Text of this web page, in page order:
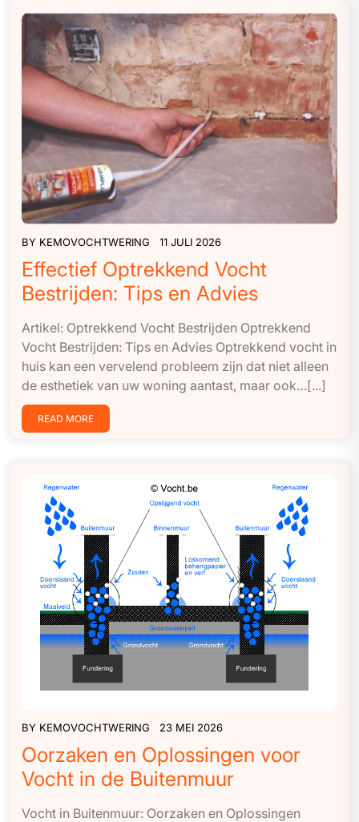
BY KEMOVOCHTWERING 11 JULI 2026
Effectief Optrekkend Vocht
Bestrijden: Tips en Advies
Artikel: Optrekkend Vocht Bestrijden Optrekkend
Vocht Bestrijden: Tips en Advies Optrekkend vocht in
huis kan een vervelend probleem zijn dat niet alleen
de esthetiek van uw woning aantast, maar ook…[...]
READ MORE
BY KEMOVOCHTWERING 23 MEI 2026
Oorzaken en Oplossingen voor
Vocht in de Buitenmuur
Vocht in Buitenmuur: Oorzaken en Oplossingen